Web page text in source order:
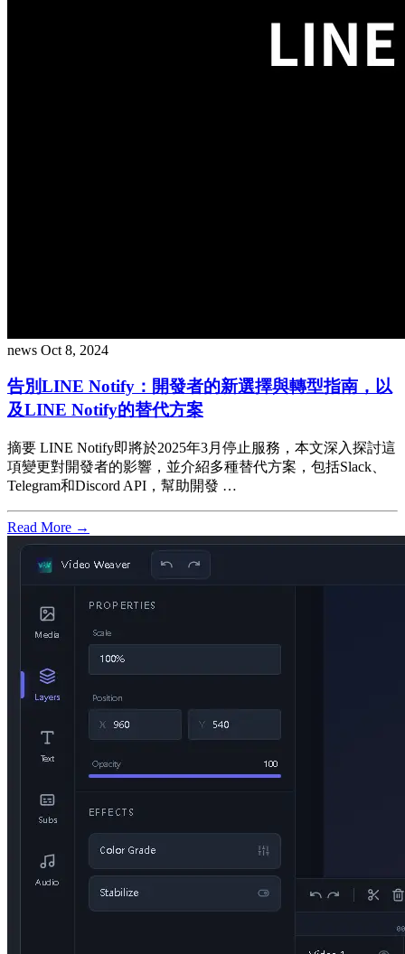
news Oct 8, 2024
告別LINE Notify：開發者的新選擇與轉型指南，以
及LINE Notify的替代方案
摘要 LINE Notify即將於2025年3月停止服務，本文深入探討這
項變更對開發者的影響，並介紹多種替代方案，包括Slack、
Telegram和Discord API，幫助開發 …
Read More →